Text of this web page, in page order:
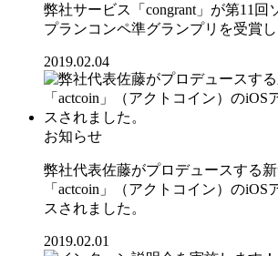
弊社サービス「congrant」が第11回
プランコンペ準グランプリを受賞し
2019.02.04
お知らせ
弊社代表佐藤がプロデュースする
「actcoin」（アクトコイン）のiOS
スされました。
2019.02.01